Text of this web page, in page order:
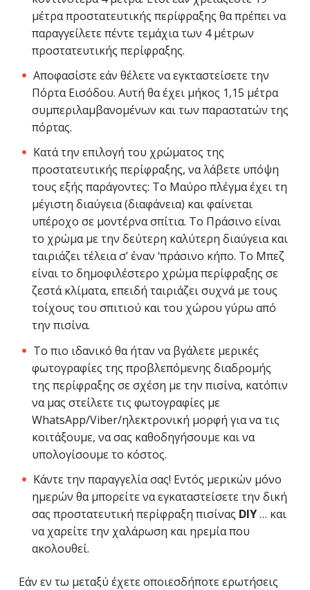
μέτρα προστατευτικής περίφραξης θα πρέπει να
παραγγείλετε πέντε τεμάχια των 4 μέτρων
προστατευτικής περίφραξης.
Αποφασίστε εάν θέλετε να εγκταστείσετε την
Πόρτα Εισόδου. Αυτή θα έχει μήκος 1,15 μέτρα
συμπεριλαμβανομένων και των παραστατών της
πόρτας.
Κατά την επιλογή του χρώματος της
προστατευτικής περίφραξης, να λάβετε υπόψη
τους εξής παράγοντες: Το Μαύρο πλέγμα έχει τη
μέγιστη διαύγεια (διαφάνεια) και φαίνεται
υπέροχο σε μοντέρνα σπίτια. Το Πράσινο είναι
το χρώμα με την δεύτερη καλύτερη διαύγεια και
ταιριάζει τέλεια σ’ έναν ‘πράσινο κήπο. Το Μπεζ
είναι το δημοφιλέστερο χρώμα περίφραξης σε
ζεστά κλίματα, επειδή ταιριάζει συχνά με τους
τοίχους του σπιτιού και του χώρου γύρω από
την πισίνα.
Το πιο ιδανικό θα ήταν να βγάλετε μερικές
φωτογραφίες της προβλεπόμενης διαδρομής
της περίφραξης σε σχέση με την πισίνα, κατόπιν
να μας στείλετε τις φωτογραφίες με
WhatsApp/Viber/ηλεκτρονική μορφή για να τις
κοιτάξουμε, να σας καθοδηγήσουμε και να
υπολογίσουμε το κόστος.
Κάντε την παραγγελία σας! Εντός μερικών μόνο
ημερών θα μπορείτε να εγκαταστείσετε την δική
σας προστατευτική περίφραξη πισίνας DIY… και
να χαρείτε την χαλάρωση και ηρεμία που
ακολουθεί.
Εάν εν τω μεταξύ έχετε οποιεσδήποτε ερωτήσεις